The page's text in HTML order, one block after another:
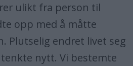
ulikt fra person til
opp med å måtte
Plutselig endret livet seg
nytt. Vi bestemte